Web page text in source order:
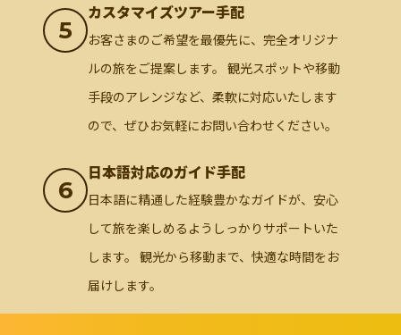
5
カスタマイズツアー手配
お客さまのご希望を最優先に、完全オリジナ
ルの旅をご提案します。 観光スポットや移動
手段のアレンジなど、柔軟に対応いたします
ので、ぜひお気軽にお問い合わせください。
6
日本語対応のガイド手配
日本語に精通した経験豊かなガイドが、安心
して旅を楽しめるようしっかりサポートいた
します。 観光から移動まで、快適な時間をお
届けします。